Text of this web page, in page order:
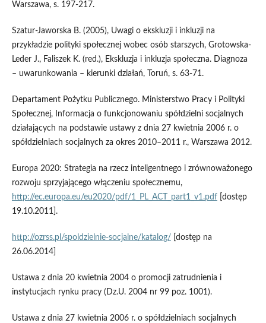
Warszawa, s. 197-217.
Szatur-Jaworska B. (2005), Uwagi o ekskluzji i inkluzji na
przykładzie polityki społecznej wobec osób starszych, Grotowska-
Leder J., Faliszek K. (red.), Ekskluzja i inkluzja społeczna. Diagnoza
– uwarunkowania – kierunki działań, Toruń, s. 63-71.
Departament Pożytku Publicznego. Ministerstwo Pracy i Polityki
Społecznej, Informacja o funkcjonowaniu spółdzielni socjalnych
działających na podstawie ustawy z dnia 27 kwietnia 2006 r. o
spółdzielniach socjalnych za okres 2010–2011 r., Warszawa 2012.
Europa 2020: Strategia na rzecz inteligentnego i zrównoważonego
rozwoju sprzyjającego włączeniu społecznemu,
http://ec.europa.eu/eu2020/pdf/1_PL_ACT_part1_v1.pdf[dostęp
19.10.2011].
http://ozrss.pl/spoldzielnie-socjalne/katalog/ [dostęp na
26.06.2014]
Ustawa z dnia 20 kwietnia 2004 o promocji zatrudnienia i
instytucjach rynku pracy (Dz.U. 2004 nr 99 poz. 1001).
Ustawa z dnia 27 kwietnia 2006 r. o spółdzielniach socjalnych